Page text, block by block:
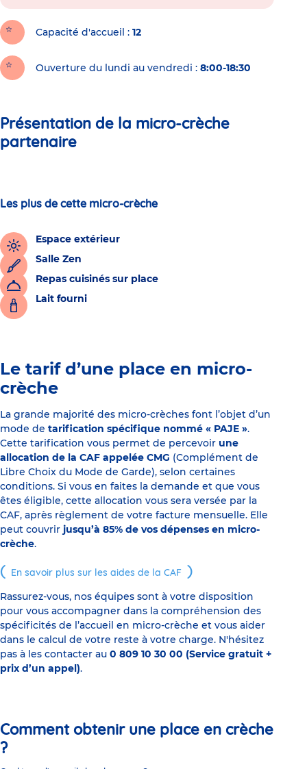
Capacité d'accueil 12
Ouverture du lundi au vendredi : 8:00-18:30
Présentation de la micro-crèche
partenaire
Les plus de cette micro-crèche
Espace extérieur
Salle Zen
Repas cuisinés sur place
Lait fourni
Le tarif d’une place en micro-
crèche
La grande majorité des micro-crèches font l’objet d’un
mode de tarification spécifique nommé « PAJE ».
Cette tarification vous permet de percevoir une
allocation de la CAF appelée CMG (Complément de
Libre Choix du Mode de Garde), selon certaines
conditions. Si vous en faites la demande et que vous
êtes éligible, cette allocation vous sera versée par la
CAF, après règlement de votre facture mensuelle. Elle
peut couvrir jusqu’à 85% de vos dépenses en micro-
crèche.
En savoir plus sur les aides de la CAF
Rassurez-vous, nos équipes sont à votre disposition
pour vous accompagner dans la compréhension des
spécificités de l’accueil en micro-crèche et vous aider
dans le calcul de votre reste à votre charge. N'hésitez
pas à les contacter au 0 809 10 30 00 (Service gratuit +
prix d’un appel).
Comment obtenir une place en crèche
?